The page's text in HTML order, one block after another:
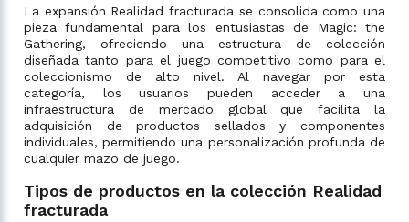
La expansión Realidad fracturada se consolida como una
pieza fundamental para los entusiastas de Magic: the
Gathering, ofreciendo una estructura de colección
diseñada tanto para el juego competitivo como para el
coleccionismo de alto nivel. Al navegar por esta
categoría, los usuarios pueden acceder a una
infraestructura de mercado global que facilita la
adquisición de productos sellados y componentes
individuales, permitiendo una personalización profunda de
cualquier mazo de juego.
Tipos de productos en la colección Realidad
fracturada